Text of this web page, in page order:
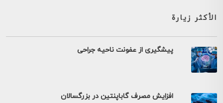
الأكثر زيارة
پیشگیری از عفونت ناحیه جراحی
افزایش مصرف گاباپنتین در بزرگسالان